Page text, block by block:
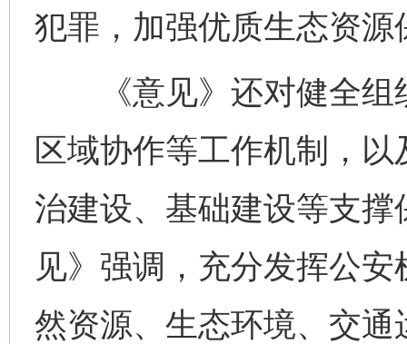
犯罪，加强优质生态资源
《意见》还对健全组
区域协作等工作机制，
治建设、基础建设等支
见》强调，充分发挥公
然资源、生态环境、交
网上购药对药下症？